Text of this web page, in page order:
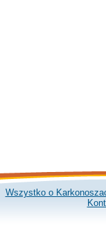
Wszystko o